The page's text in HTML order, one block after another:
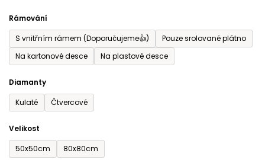
Rámování
S vnitřním rámem (Doporučujeme👍)
Pouze srolované plátno
Na kartonové desce
Na plastové desce
Diamanty
Kulaté
Čtvercové
Velikost
50x50cm
80x80cm